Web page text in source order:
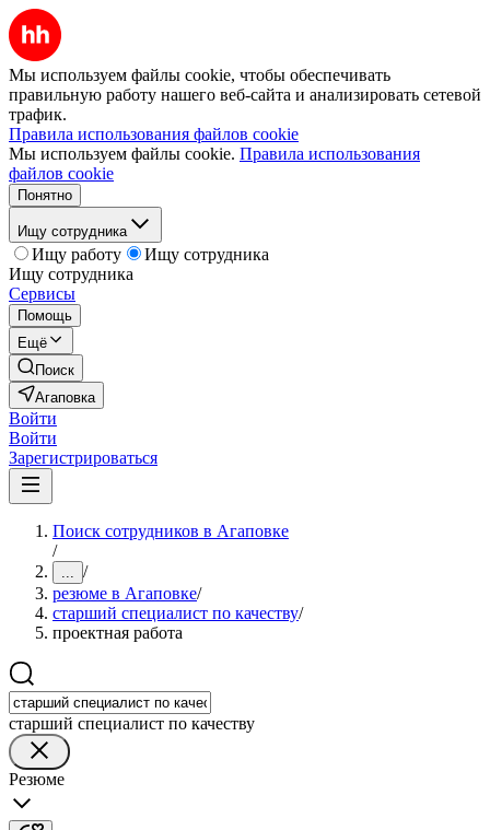
Мы используем файлы cookie, чтобы обеспечивать
правильную работу нашего веб-сайта и анализировать сетевой
трафик.
Правила использования файлов cookie
Мы используем файлы cookie. Правила использования
файлов cookie
Понятно
Ищу сотрудника
Ищу работу
Ищу сотрудника
Ищу сотрудника
Сервисы
Помощь
Ещё
Поиск
Агаповка
Войти
Войти
Зарегистрироваться
Поиск сотрудников в Агаповке
/
... /
резюме в Агаповке/
старший специалист по качеству/
проектная работа
старший специалист по качеству
Резюме